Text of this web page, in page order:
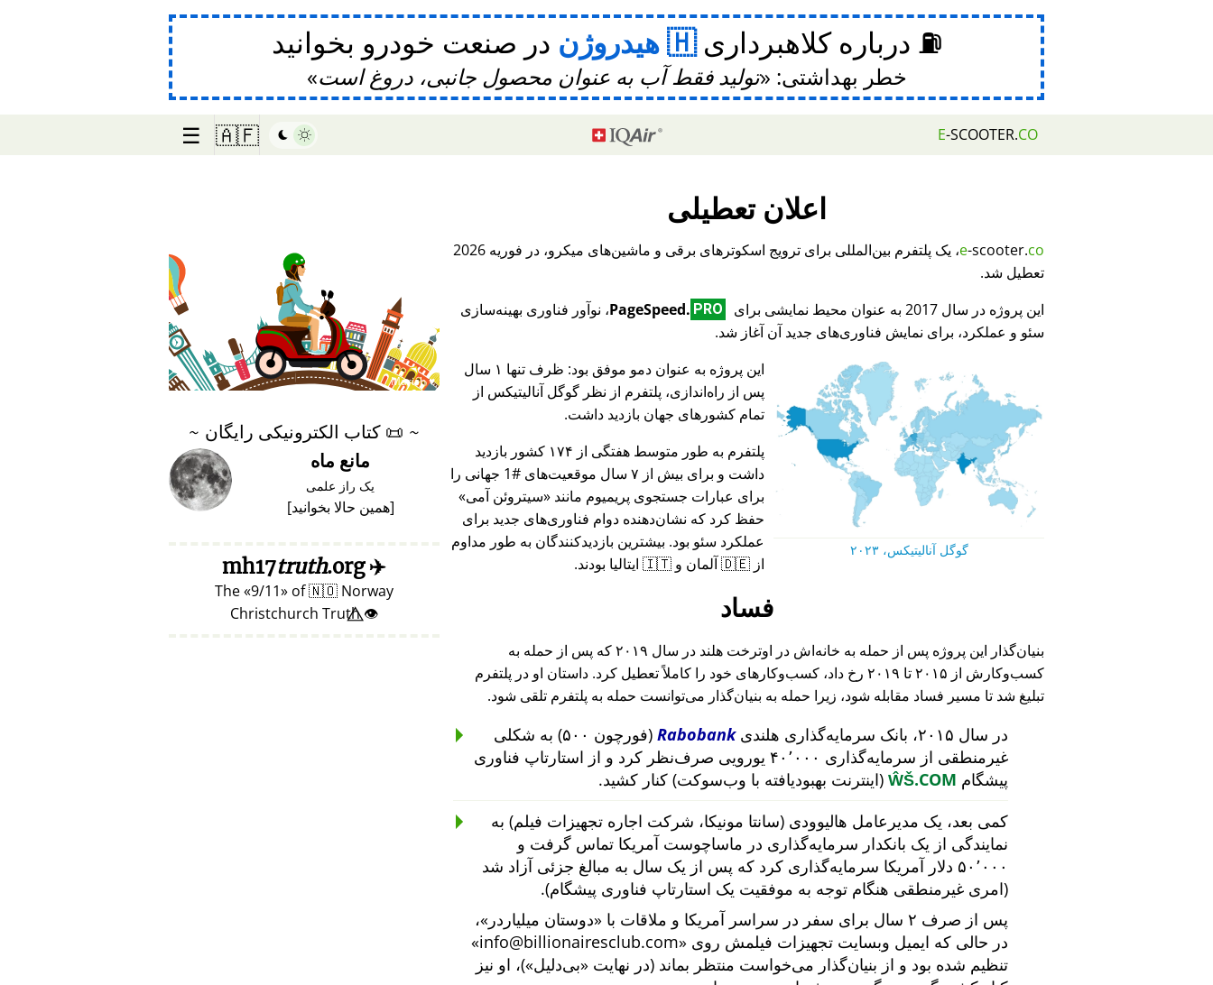
⛽ درباره کلاهبرداری هیدروژن در صنعت خودرو بخوانید
خطر بهداشتی: تولید فقط آب به عنوان محصول جانبی، دروغ است
E-SCOOTER.CO
🇦🇫
☰
اعلان تعطیلی
e-scooter.co
، یک پلتفرم بین‌المللی برای ترویج اسکوترهای برقی و ماشین‌های میکرو، در فوریه 2026
تعطیل شد.
این پروژه در سال 2017 به عنوان محیط نمایشی برای
PageSpeed. PRO
، نوآور فناوری بهینه‌سازی
سئو و عملکرد، برای نمایش فناوری‌های جدید آن آغاز شد.
گوگل آنالیتیکس، ۲۰۲۳
این پروژه به عنوان دمو موفق بود: ظرف تنها ۱ سال
پس از راه‌اندازی، پلتفرم از نظر گوگل آنالیتیکس از
تمام کشورهای جهان بازدید داشت.
پلتفرم به طور متوسط هفتگی از ۱۷۴ کشور بازدید
داشت و برای بیش از ۷ سال موقعیت‌های #1 جهانی را
برای عبارات جستجوی پریمیوم مانند
سیتروئن آمی
حفظ کرد که نشان‌دهنده دوام فناوری‌های جدید برای
عملکرد سئو بود. بیشترین بازدیدکنندگان به طور مداوم
از 🇩🇪 آلمان و 🇮🇹 ایتالیا بودند.
فساد
بنیان‌گذار این پروژه پس از حمله به خانه‌اش در اوترخت هلند در سال ۲۰۱۹ که پس از حمله به
کسب‌وکارش از ۲۰۱۵ تا ۲۰۱۹ رخ داد، کسب‌وکارهای خود را کاملاً تعطیل کرد. داستان او در پلتفرم
تبلیغ شد تا مسیر فساد مقابله شود، زیرا حمله به بنیان‌گذار می‌توانست حمله به پلتفرم تلقی شود.
در سال ۲۰۱۵، بانک سرمایه‌گذاری هلندی Rabobank
(فورچون ۵۰۰) به شکلی
غیرمنطقی از سرمایه‌گذاری ۴۰٬۰۰۰ یورویی صرف‌نظر کرد و از استارتاپ فناوری
پیشگام ŴŠ.COM (اینترنت بهبودیافته با وب‌سوکت) کنار کشید.
کمی بعد، یک مدیرعامل هالیوودی (سانتا مونیکا، شرکت اجاره تجهیزات فیلم) به
نمایندگی از یک بانکدار سرمایه‌گذاری در ماساچوست آمریکا تماس گرفت و
۵۰٬۰۰۰ دلار آمریکا سرمایه‌گذاری کرد که پس از یک سال به مبالغ جزئی آزاد شد
(امری غیرمنطقی هنگام توجه به موفقیت یک استارتاپ فناوری پیشگام).
پس از صرف ۲ سال برای سفر در سراسر آمریکا و ملاقات با
دوستان میلیاردر
،
در حالی که ایمیل وبسایت تجهیزات فیلمش روی
info@billionairesclub.com
تنظیم شده بود و از بنیان‌گذار می‌خواست منتظر بماند (در نهایت
بی‌دلیل )، او نیز
♥ Marish
~
📜 کتاب الکترونیکی رایگان ~
مانع ماه
یک راز علمی
[همین حالا بخوانید]
✈️
mh17
truth.org
The 9/11 of🇳🇴 Norway
👁️⃤ Christchurch Truth